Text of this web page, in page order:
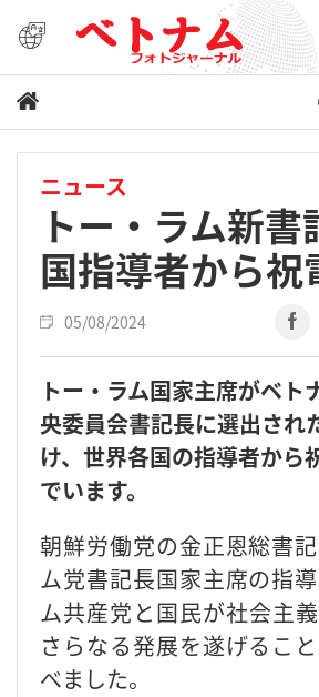
ニュース
トー・ラム新
国指導者から祝
05/08/2024
トー・ラム国家主席がベト
央委員会書記長に選出され
け、世界各国の指導者から
でいます。
朝鮮労働党の金正恩総書
ム党書記長国家主席の指
ム共産党と国民が社会主
さらなる発展を遂げるこ
べました。